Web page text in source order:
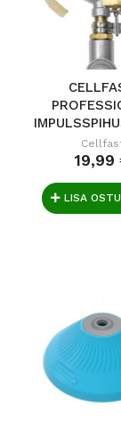
IDEAL
19,99
LISA